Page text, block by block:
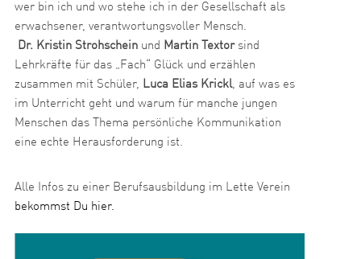
wer bin ich und wo stehe ich in der Gesellschaft als
erwachsener, verantwortungsvoller Mensch.
Dr. Kristin Strohschein und Martin Textorsind
Lehrkräfte für das „Fach“ Glück und erzählen
zusammen mit Schüler, Luca Elias Krickl, auf was es
im Unterricht geht und warum für manche jungen
Menschen das Thema persönliche Kommunikation
eine echte Herausforderung ist.
Alle Infos zu einer Berufsausbildung im Lette Verein
bekommst Du hier.